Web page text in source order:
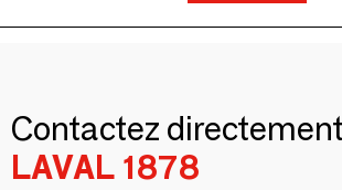
Contactez directement
LAVAL 1878